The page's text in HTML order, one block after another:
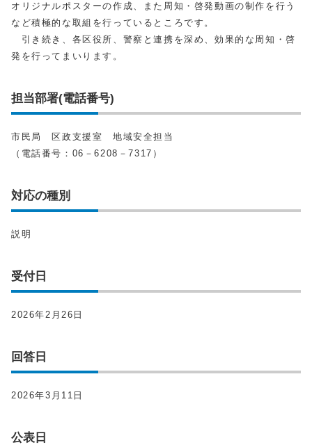
オリジナルポスターの作成、また周知・啓発動画の制作を行う
など積極的な取組を行っているところです。
引き続き、各区役所、警察と連携を深め、効果的な周知・啓
発を行ってまいります。
担当部署(電話番号)
市民局 区政支援室 地域安全担当
（電話番号：06－6208－7317）
対応の種別
説明
受付日
2026年2月26日
回答日
2026年3月11日
公表日